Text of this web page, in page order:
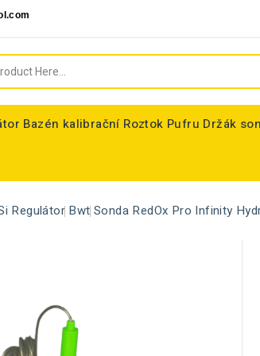
Bazén kalibrační Roztok Pufru Držák
Regulátor Bwt Sonda RedOx Pro Infinity